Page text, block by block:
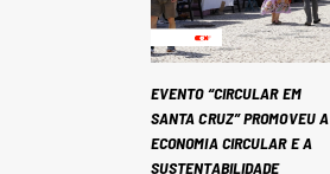
EVENTO “CIRCULAR EM
SANTA CRUZ” PROMOVEU A
ECONOMIA CIRCULAR E A
SUSTENTABILIDADE